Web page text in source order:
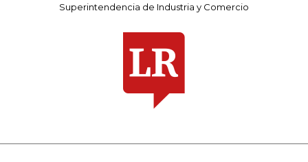
Superintendencia de Industria y Comercio